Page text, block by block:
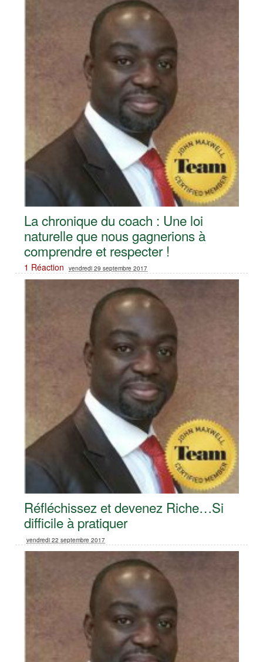
La chronique du coach : Une loi
naturelle que nous gagnerions à
comprendre et respecter !
1 Réaction vendredi 29 septembre 2017
Réfléchissez et devenez Riche…Si
difficile à pratiquer
vendredi 22 septembre 2017